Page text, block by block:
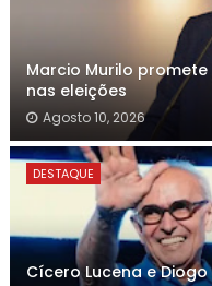
Marcio Murilo
nas eleições
Agosto 10, 2026
DESTAQUE
Cícero Lucena e